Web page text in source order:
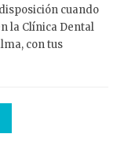
cuando
la Clínica Dental
con tus